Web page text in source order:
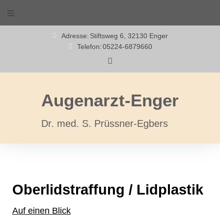
Adresse: Stiftsweg 6, 32130 Enger
Telefon:05224-6879660
Augenarzt-Enger
Dr. med. S. Prüssner-Egbers
Oberlidstraffung / Lidplastik
Auf einen Blick